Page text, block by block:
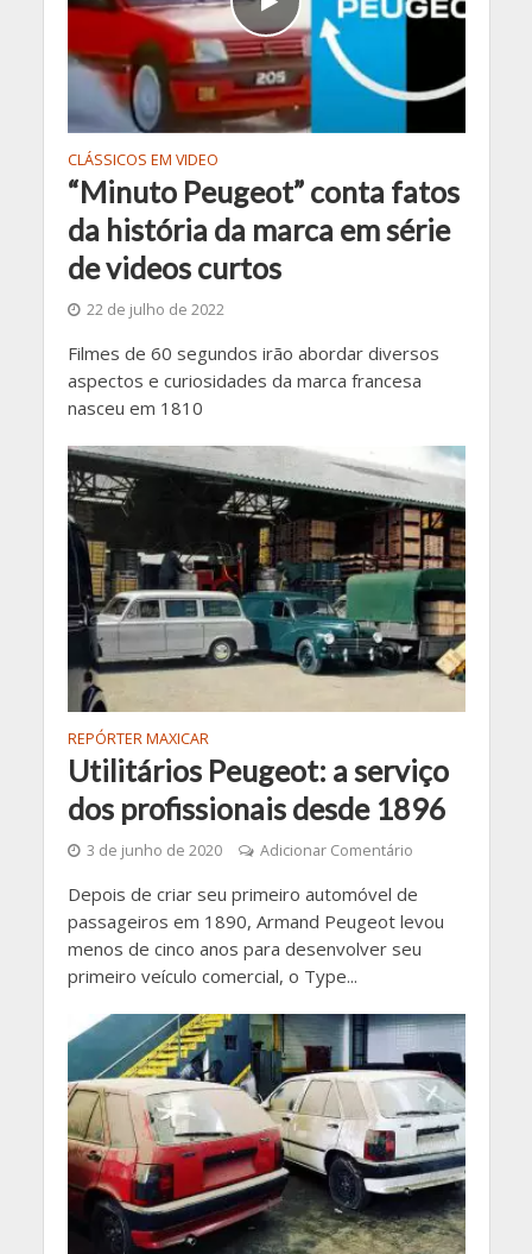
CLÁSSICOS EM VIDEO
“Minuto Peugeot” conta fatos
da história da marca em série
de videos curtos
22 de julho de 2022
Filmes de 60 segundos irão abordar diversos
aspectos e curiosidades da marca francesa
nasceu em 1810
REPÓRTER MAXICAR
Utilitários Peugeot: a serviço
dos profissionais desde 1896
3 de junho de 2020 Adicionar Comentário
Depois de criar seu primeiro automóvel de
passageiros em 1890, Armand Peugeot levou
menos de cinco anos para desenvolver seu
primeiro veículo comercial, o Type...